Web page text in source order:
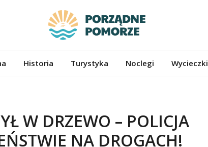
Historia Turystyka Noclegi Wycieczki
W DRZEWO – POLICJA
NA DROGACH!